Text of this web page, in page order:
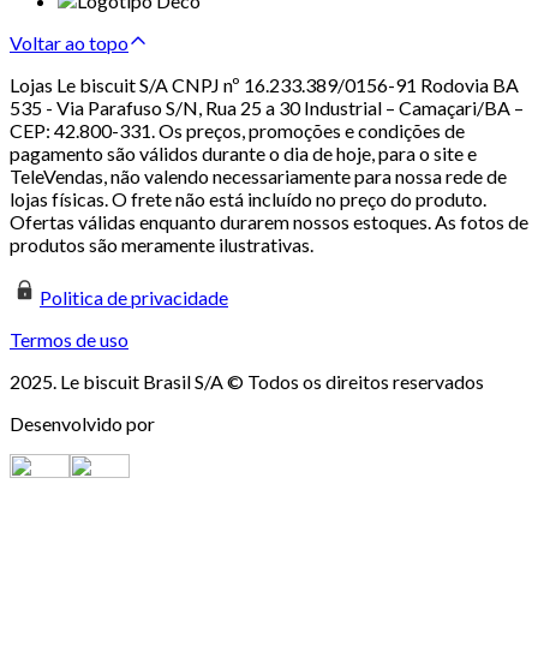
Voltar ao topo
Lojas Le biscuit S/A CNPJ nº 16.233.389/0156-91 Rodovia BA
535 - Via Parafuso S/N, Rua 25 a 30 Industrial – Camaçari/BA –
CEP: 42.800-331. Os preços, promoções e condições de
pagamento são válidos durante o dia de hoje, para o site e
TeleVendas, não valendo necessariamente para nossa rede de
lojas físicas. O frete não está incluído no preço do produto.
Ofertas válidas enquanto durarem nossos estoques. As fotos de
produtos são meramente ilustrativas.
Politica de privacidade
Termos de uso
2025. Le biscuit Brasil S/A © Todos os direitos reservados
Desenvolvido por